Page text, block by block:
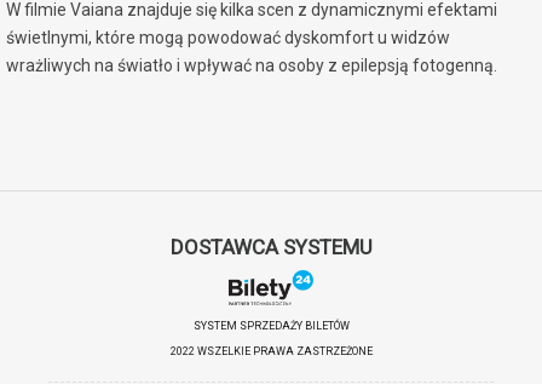
W filmie Vaiana znajduje się kilka scen z dynamicznymi efektami
świetlnymi, które mogą powodować dyskomfort u widzów
wrażliwych na światło i wpływać na osoby z epilepsją fotogenną.
DOSTAWCA SYSTEMU
SYSTEM SPRZEDAŻY BILETÓW
2022 WSZELKIE PRAWA ZASTRZEŻONE